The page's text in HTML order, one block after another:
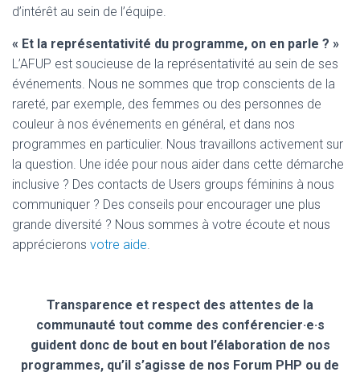
d’intérêt au sein de l’équipe.
« Et la représentativité du programme, on en parle ? »
L’AFUP est soucieuse de la représentativité au sein de ses
événements. Nous ne sommes que trop conscients de la
rareté, par exemple, des femmes ou des personnes de
couleur à nos événements en général, et dans nos
programmes en particulier. Nous travaillons activement sur
la question. Une idée pour nous aider dans cette démarche
inclusive ? Des contacts de Users groups féminins à nous
communiquer ? Des conseils pour encourager une plus
grande diversité ? Nous sommes à votre écoute et nous
apprécierons votre aide.
Transparence et respect des attentes de la
communauté tout comme des conférencier·e·s
guident donc de bout en bout l’élaboration de nos
programmes, qu’il s’agisse de nos Forum PHP ou de